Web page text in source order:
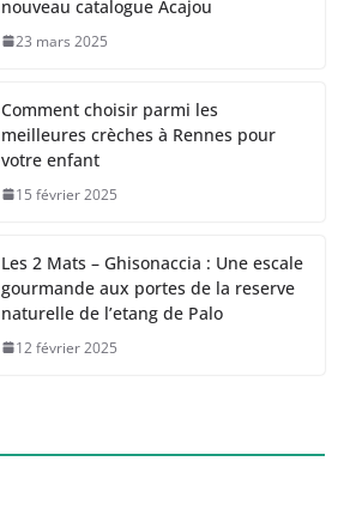
nouveau catalogue Acajou
23 mars 2025
Comment choisir parmi les
meilleures crèches à Rennes pour
votre enfant
15 février 2025
Les 2 Mats – Ghisonaccia : Une escale
gourmande aux portes de la reserve
naturelle de l’etang de Palo
12 février 2025